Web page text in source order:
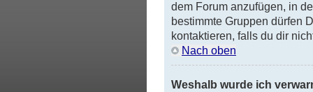
dem Forum anzufügen, in
bestimmte Gruppen dürfen
kontaktieren, falls du dir
Nach oben
Weshalb wurde ich